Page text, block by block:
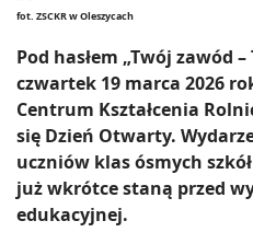
fot. ZSCKR w Oleszycach
Pod hasłem „Twój zawód
czwartek 19 marca 2026
Centrum Kształcenia
się Dzień Otwarty.
uczniów klas ósmych
już wkrótce staną przed
edukacyjnej.